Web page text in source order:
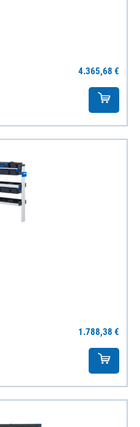
4.365,68 €
1.788,38 €